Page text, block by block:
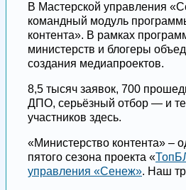
В Мастерской управления
командный модуль
контента». В рамках
министерств и блогеры
создания медиапроектов.
8,5 тысяч заявок, 700
ДПО, серьёзный отбор — и
участников здесь.
«Министерство контента» –
пятого сезона проекта «
управления «Сенеж». Наш